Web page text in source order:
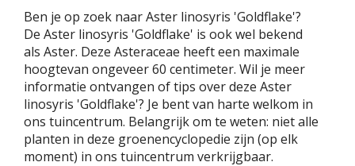
Ben je op zoek naar Aster linosyris 'Goldflake'?
De Aster linosyris 'Goldflake' is ook wel bekend
als Aster. Deze Asteraceae heeft een maximale
hoogtevan ongeveer 60 centimeter. Wil je meer
informatie ontvangen of tips over deze Aster
linosyris 'Goldflake'? Je bent van harte welkom in
ons tuincentrum. Belangrijk om te weten: niet alle
planten in deze groenencyclopedie zijn (op elk
moment) in ons tuincentrum verkrijgbaar.